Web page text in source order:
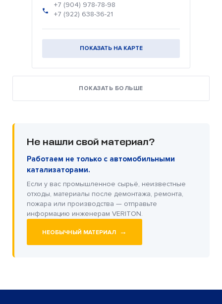
+7 (904) 978-78-98
+7 (922) 638-36-21
ПОКАЗАТЬ НА КАРТЕ
ПОКАЗАТЬ БОЛЬШЕ
Не нашли свой материал?
Работаем не только с автомобильными
катализаторами.
Если у вас промышленное сырьё, неизвестные
отходы, материалы после демонтажа, ремонта,
пожара или производства — отправьте
информацию инженерам VERITON.
НЕОБЫЧНЫЙ МАТЕРИАЛ →